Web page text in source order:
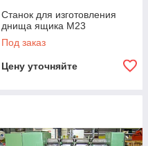
Станок для изготовления
днища ящика M23
Под заказ
Цену уточняйте